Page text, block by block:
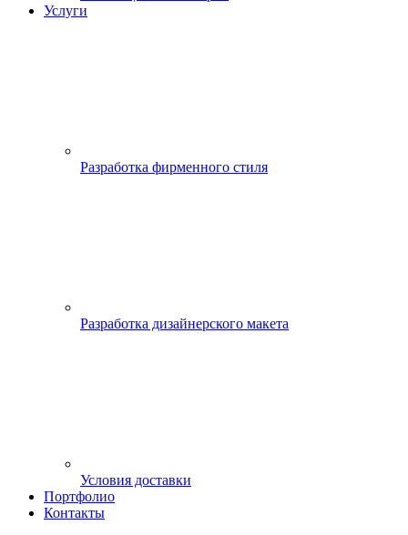
Услуги
Разработка фирменного стиля
Разработка дизайнерского макета
Условия доставки
Портфолио
Контакты